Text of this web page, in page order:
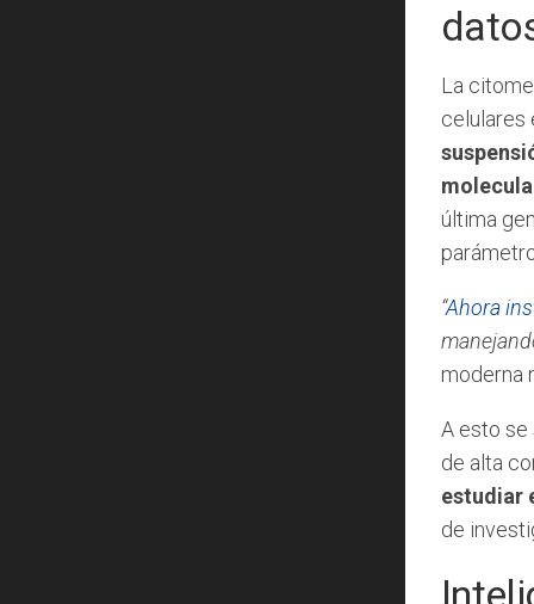
La
celulares
última
“Ahora
moderna
A esto se
de alta
estudiar
de